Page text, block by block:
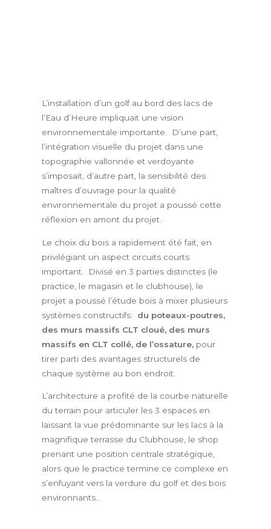
L’installation d’un golf au bord des lacs de
l’Eau d’Heure impliquait une vision
environnementale importante. D’une part,
l’intégration visuelle du projet dans une
topographie vallonnée et verdoyante
s’imposait, d’autre part, la sensibilité des
maîtres d’ouvrage pour la qualité
environnementale du projet a poussé cette
réflexion en amont du projet.
Le choix du bois a rapidement été fait, en
privilégiant un aspect circuits courts
important. Divisé en 3 parties distinctes (le
practice, le magasin et le clubhouse), le
projet a poussé l’étude bois à mixer plusieurs
systèmes constructifs: du poteaux-poutres,
des murs massifs CLT cloué, des murs
massifs en CLT collé, de l’ossature, pour
tirer parti des avantages structurels de
chaque système au bon endroit.
L’architecture a profité de la courbe naturelle
du terrain pour articuler les 3 espaces en
laissant la vue prédominante sur les lacs à la
magnifique terrasse du Clubhouse, le shop
prenant une position centrale stratégique,
alors que le practice termine ce complexe en
s’enfuyant vers la verdure du golf et des bois
environnants…